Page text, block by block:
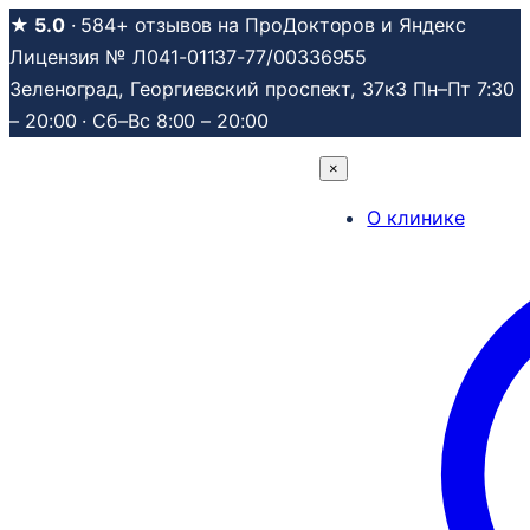
Перейти
к
содержимому
★ 5.0· 584+ отзывов на ПроДокторов и Яндекс
Лицензия № Л041-01137-77/00336955
Зеленоград, Георгиевский проспект, 37к3 Пн–Пт 7:30
– 20:00 · Сб–Вс 8:00 – 20:00
×
О клинике